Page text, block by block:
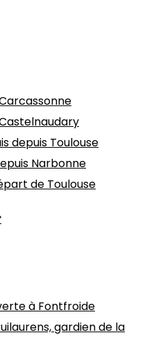
depuis Toulouse
Narbonne
de Toulouse
à Fontfroide
gardien de la